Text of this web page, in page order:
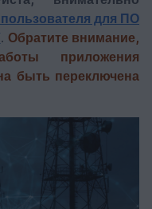
для ПО
. Обратите внимание,
приложения
быть переключена